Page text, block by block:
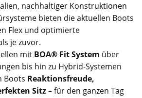
nachhaltiger Konstruktionen
bieten die aktuellen Boots
Flex und optimierte
je zuvor.
mit BOA® Fit System über
bis hin zu Hybrid-Systemen
Boots Reaktionsfreude,
Sitz– für den ganzen Tag